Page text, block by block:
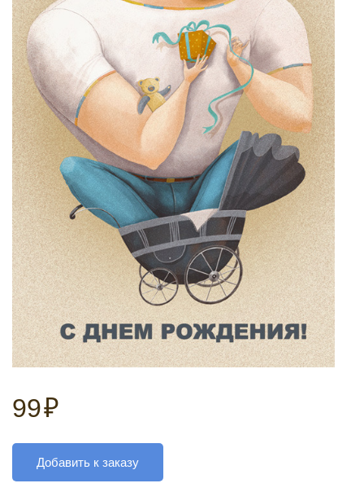
99₽
Добавить к заказу